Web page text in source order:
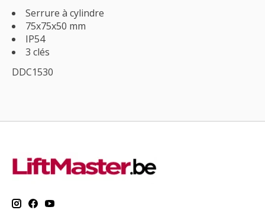
Serrure à cylindre
75x75x50 mm
IP54
3 clés
DDC1530